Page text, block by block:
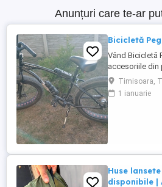
Anunțuri care te-ar
Bicicletă
Vând Bicicletă
accesoriile
cauciucuri
Timisoara,
1 ianuarie
Huse
disponibile |